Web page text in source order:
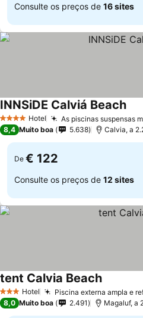
Consulte os preços de 16 sites
4 EstrelasHotel As piscinas suspensas
INNSiDE Calviá Beach
8,4 Muito boa 5.638 Calvia, a
De € 122
Consulte os preços de 12 sites
3 EstrelasHotel Piscina externa ampla e
tent Calvia Beach
8,0 Muito boa 2.491 Magaluf, a